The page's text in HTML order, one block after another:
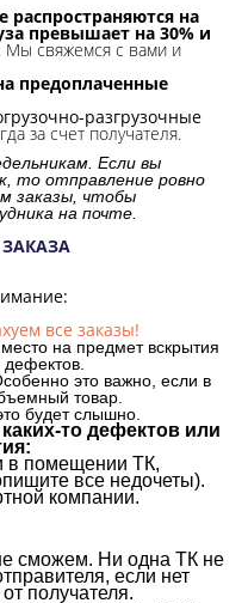
распространяются на
превышает на 30% и
Мы свяжемся с вами и
предоплаченные
разгрузочные
за счет получателя.
Если вы
то отправление ровно
заказы, чтобы
на почте.
все заказы!
на предмет вскрытия
это важно, если в
товар.
будет слышно.
то дефектов или
в помещении ТК,
все недочеты).
компании.
сможем. Ни одна ТК не
если нет
получателя.